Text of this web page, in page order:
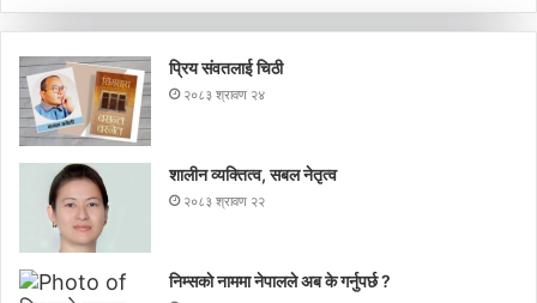
प्रिय संवतलाई चिठी
२०८३ श्रावण २४
शालीन व्यक्तित्व, सबल नेतृत्व
२०८३ श्रावण २२
निम्सकाे नाममा नेपालले अब के गर्नुपर्छ ?